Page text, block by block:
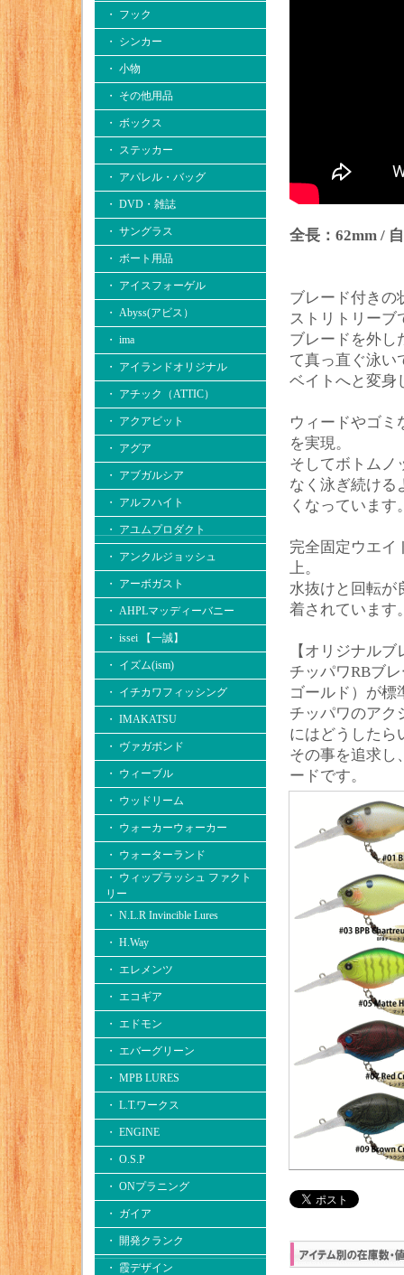
・ フック
・ シンカー
・ 小物
・ その他用品
・ ボックス
・ ステッカー
・ アパレル・バッグ
・ DVD・雑誌
・ サングラス
・ ボート用品
・ アイスフォーゲル
・ Abyss(アビス）
・ ima
・ アイランドオリジナル
・ アチック（ATTIC）
・ アクアビット
・ アグア
・ アブガルシア
・ アルフハイト
・ アユムプロダクト
・ アンクルジョッシュ
・ アーボガスト
・ AHPLマッディーバニー
・ issei 【一誠】
・ イズム(ism)
・ イチカワフィッシング
・ IMAKATSU
・ ヴァガボンド
・ ウィーブル
・ ウッドリーム
・ ウォーカーウォーカー
・ ウォーターランド
・ ウィップラッシュ ファクト
リー
・ N.L.R Invincible Lures
・ H.Way
・ エレメンツ
・ エコギア
・ エドモン
・ エバーグリーン
・ MPB LURES
・ L.T.ワークス
・ ENGINE
・ O.S.P
・ ONプラニング
・ ガイア
・ 開発クランク
・ 霞デザイン
全長：62mm /
ブレード付きの
ストリトリーブ
ブレードを外し
て真っ直ぐ泳い
ベイトへと変身
ウィードやゴミ
を実現。
そしてボトムノ
なく泳ぎ続ける
くなっています
完全固定ウエイ
上。
水抜けと回転が
着されています
【オリジナルブ
チッパワRBブ
ゴールド）が標
チッパワのアク
にはどうしたら
その事を追求し
ードです。